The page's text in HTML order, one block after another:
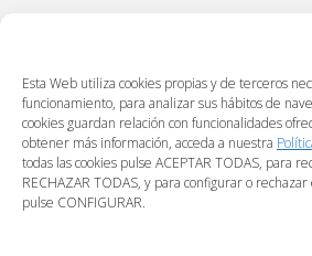
Esta Web utiliza cookies propias y de terceros
funcionamiento, para analizar sus hábitos de
cookies guardan relación con funcionalidades
obtener más información, acceda a nuestra
todas las cookies pulse ACEPTAR TODAS, para
RECHAZAR TODAS, y para configurar o
pulse CONFIGURAR.